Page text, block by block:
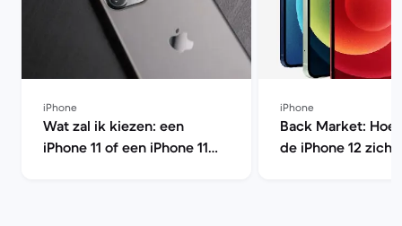
iPhone
Wat zal ik kiezen: een
iPhone 11 of een iPhone 11
iPhone
Back Market:
de iPhone 12 zich